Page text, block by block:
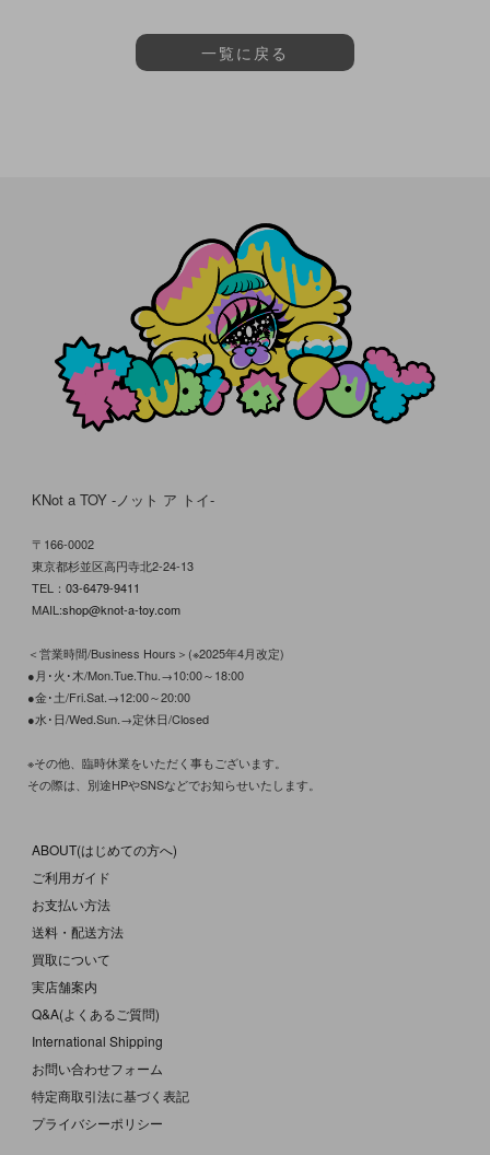
一覧に戻る
KNot a TOY -ノット ア トイ-
〒166-0002
東京都杉並区高円寺北2-24-13
TEL： 03-6479-9411
MAIL:shop@knot-a-toy.com
＜営業時間/Business Hours＞(※2025年4月改定)
●月･火･木/Mon.Tue.Thu.→10:00～18:00
●金･土/Fri.Sat.→12:00～20:00
●水･日/Wed.Sun.→定休日/Closed
※その他、臨時休業をいただく事もございます。
その際は、別途HPやSNSなどでお知らせいたします。
ABOUT(はじめての方へ)
ご利用ガイド
お支払い方法
送料・配送方法
買取について
実店舗案内
Q&A(よくあるご質問)
International Shipping
お問い合わせフォーム
特定商取引法に基づく表記
プライバシーポリシー